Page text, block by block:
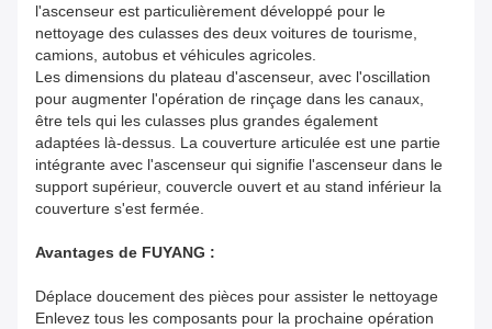
l'ascenseur est particulièrement développé pour le
nettoyage des culasses des deux voitures de tourisme,
camions, autobus et véhicules agricoles.
Les dimensions du plateau d'ascenseur, avec l'oscillation
pour augmenter l'opération de rinçage dans les canaux,
être tels qui les culasses plus grandes également
adaptées là-dessus. La couverture articulée est une partie
intégrante avec l'ascenseur qui signifie l'ascenseur dans le
support supérieur, couvercle ouvert et au stand inférieur la
couverture s'est fermée.
Avantages de FUYANG :
Déplace doucement des pièces pour assister le nettoyage
Enlevez tous les composants pour la prochaine opération